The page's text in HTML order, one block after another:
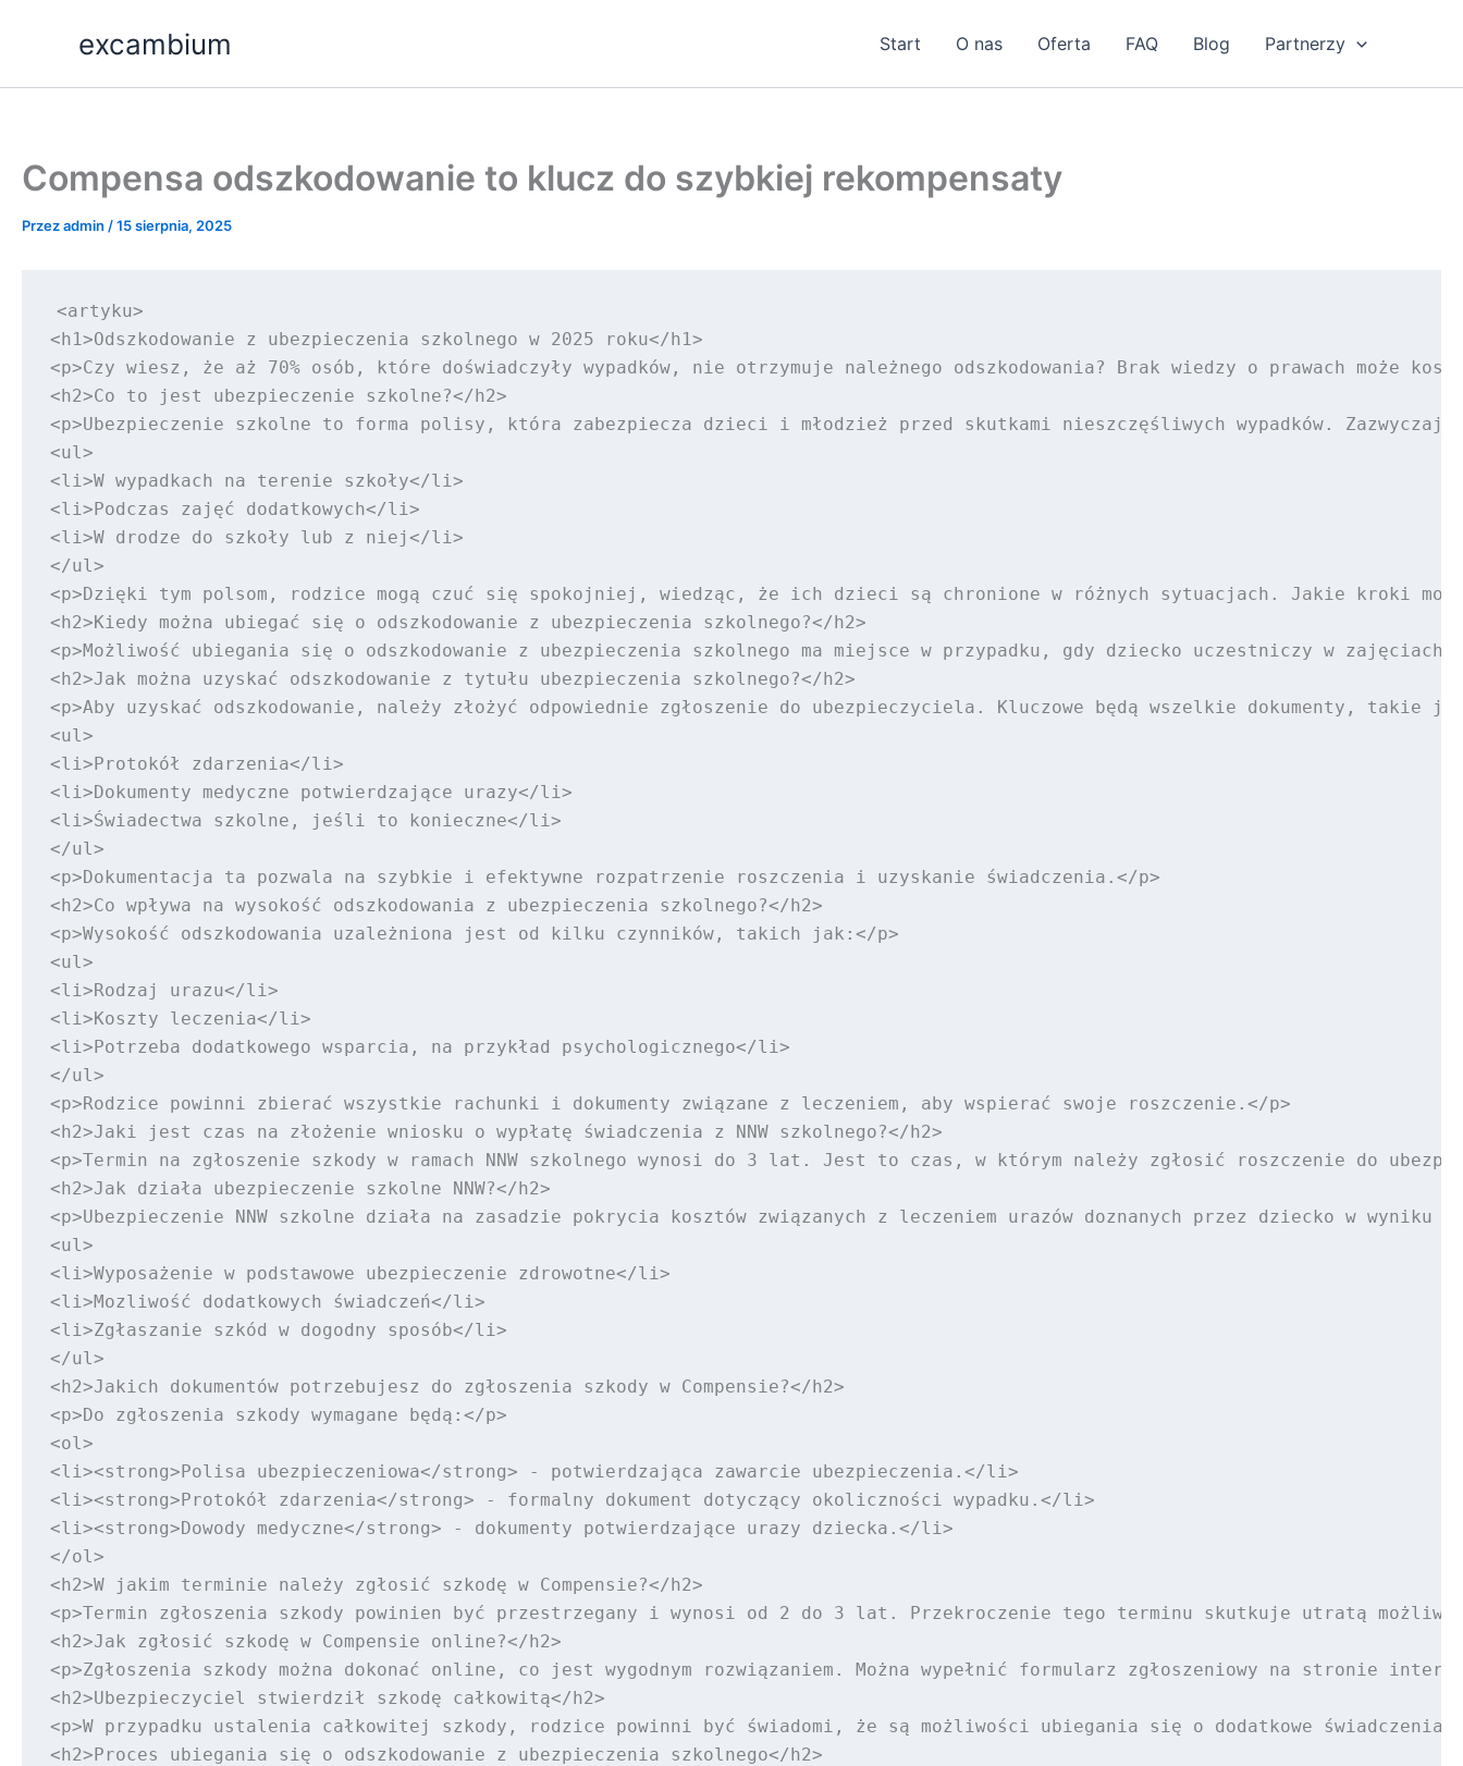
excambium Start O nas Oferta FAQ Blog Partnerzy
Compensa odszkodowanie to klucz do szybkiej rekompensaty
Przezadmin /15 sierpnia, 2025
<artyku>
<h1>Odszkodowanie z ubezpieczenia szkolnego w 2025 roku</h1>
<p>Czy wiesz, że aż 70% osób, które doświadczyły wypadków, nie otrzymuje należnego odszkodowania? Brak wiedzy o prawach
<h2>Co to jest ubezpieczenie szkolne?</h2>
<p>Ubezpieczenie szkolne to forma polisy, która zabezpiecza dzieci i młodzież przed skutkami nieszczęśliwych wypadków. Zazwyczaj
<ul>
<li>W wypadkach na terenie szkoły</li>
<li>Podczas zajęć dodatkowych</li>
<li>W drodze do szkoły lub z niej</li>
</ul>
<p>Dzięki tym polsom, rodzice mogą czuć się spokojniej, wiedząc, że ich dzieci są chronione w różnych sytuacjach. Jakie kroki można
<h2>Kiedy można ubiegać się o odszkodowanie z ubezpieczenia szkolnego?</h2>
<p>Możliwość ubiegania się o odszkodowanie z ubezpieczenia szkolnego ma miejsce w przypadku, gdy dziecko uczestniczy w
<h2>Jak można uzyskać odszkodowanie z tytułu ubezpieczenia szkolnego?</h2>
<p>Aby uzyskać odszkodowanie, należy złożyć odpowiednie zgłoszenie do ubezpieczyciela. Kluczowe będą wszelkie dokumenty, takie
<ul>
<li>Protokół zdarzenia</li>
<li>Dokumenty medyczne potwierdzające urazy</li>
<li>Świadectwa szkolne, jeśli to konieczne</li>
</ul>
<p>Dokumentacja ta pozwala na szybkie i efektywne rozpatrzenie roszczenia i uzyskanie świadczenia.</p>
<h2>Co wpływa na wysokość odszkodowania z ubezpieczenia szkolnego?</h2>
<p>Wysokość odszkodowania uzależniona jest od kilku czynników, takich jak:</p>
<ul>
<li>Rodzaj urazu</li>
<li>Koszty leczenia</li>
<li>Potrzeba dodatkowego wsparcia, na przykład psychologicznego</li>
</ul>
<p>Rodzice powinni zbierać wszystkie rachunki i dokumenty związane z leczeniem, aby wspierać swoje roszczenie.</p>
<h2>Jaki jest czas na złożenie wniosku o wypłatę świadczenia z NNW szkolnego?</h2>
<p>Termin na zgłoszenie szkody w ramach NNW szkolnego wynosi do 3 lat. Jest to czas, w którym należy zgłosić roszczenie do
<h2>Jak działa ubezpieczenie szkolne NNW?</h2>
<p>Ubezpieczenie NNW szkolne działa na zasadzie pokrycia kosztów związanych z leczeniem urazów doznanych przez dziecko w wyniku
<ul>
<li>Wyposażenie w podstawowe ubezpieczenie zdrowotne</li>
<li>Mozliwość dodatkowych świadczeń</li>
<li>Zgłaszanie szkód w dogodny sposób</li>
</ul>
<h2>Jakich dokumentów potrzebujesz do zgłoszenia szkody w Compensie?</h2>
<p>Do zgłoszenia szkody wymagane będą:</p>
<ol>
<li><strong>Polisa ubezpieczeniowa</strong> - potwierdzająca zawarcie ubezpieczenia.</li>
<li><strong>Protokół zdarzenia</strong> - formalny dokument dotyczący okoliczności wypadku.</li>
<li><strong>Dowody medyczne</strong> - dokumenty potwierdzające urazy dziecka.</li>
</ol>
<h2>W jakim terminie należy zgłosić szkodę w Compensie?</h2>
<p>Termin zgłoszenia szkody powinien być przestrzegany i wynosi od 2 do 3 lat. Przekroczenie tego terminu skutkuje utratą
<h2>Jak zgłosić szkodę w Compensie online?</h2>
<p>Zgłoszenia szkody można dokonać online, co jest wygodnym rozwiązaniem. Można wypełnić formularz zgłoszeniowy na stronie
<h2>Ubezpieczyciel stwierdził szkodę całkowitą</h2>
<p>W przypadku ustalenia całkowitej szkody, rodzice powinni być świadomi, że są możliwości ubiegania się o dodatkowe
<h2>Proces ubiegania się o odszkodowanie z ubezpieczenia szkolnego</h2>